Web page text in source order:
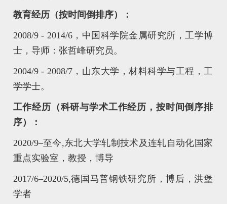
教育经历（按时间倒排序）：
2008/9 - 2014/6，中国科学院金属研究所，工学博
士，导师：张哲峰研究员。
2004/9 - 2008/7，山东大学，材料科学与工程，工
学学士。
工作经历（科研与学术工作经历，按时间倒序排
序）：
2020/9–至今,东北大学轧制技术及连轧自动化国家
重点实验室，教授，博导
2017/6–2020/5,德国马普钢铁研究所，博后，洪堡
学者